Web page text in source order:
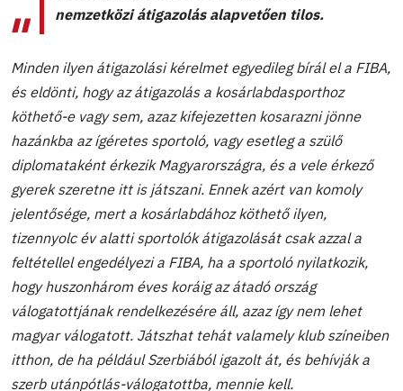
nemzetközi átigazolás alapvetően tilos.
Minden ilyen átigazolási kérelmet egyedileg bírál el a FIBA,
és eldönti, hogy az átigazolás a kosárlabdasporthoz
köthető-e vagy sem, azaz kifejezetten kosarazni jönne
hazánkba az ígéretes sportoló, vagy esetleg a szülő
diplomataként érkezik Magyarországra, és a vele érkező
gyerek szeretne itt is játszani. Ennek azért van komoly
jelentősége, mert a kosárlabdához köthető ilyen,
tizennyolc év alatti sportolók átigazolását csak azzal a
feltétellel engedélyezi a FIBA, ha a sportoló nyilatkozik,
hogy huszonhárom éves koráig az átadó ország
válogatottjának rendelkezésére áll, azaz így nem lehet
magyar válogatott. Játszhat tehát valamely klub színeiben
itthon, de ha például Szerbiából igazolt át, és behívják a
szerb utánpótlás-válogatottba, mennie kell.